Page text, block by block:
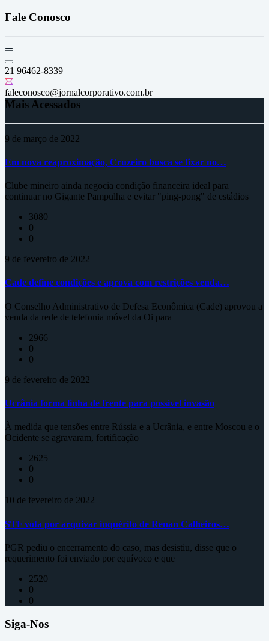
Fale Conosco
21 96462-8339
faleconosco@jornalcorporativo.com.br
Mais Acessados
9 de março de 2022
Em nova reaproximação, Cruzeiro busca se fixar no…
Clube mineiro ainda negocia condição financeira ideal para
continuar no Gigante Pampulha e evitar "ping-pong" de estádios
3080
0
0
9 de fevereiro de 2022
Cade define condições e aprova com restrições venda…
O Conselho Administrativo de Defesa Econômica (Cade) aprovou a
venda da rede de telefonia móvel da Oi para
2966
0
0
9 de fevereiro de 2022
Ucrânia forma linha de frente para possível invasão
À medida que tensões entre Rússia e a Ucrânia, e entre Moscou e o
Ocidente se agravaram, fortificação
2625
0
0
10 de fevereiro de 2022
STF vota por arquivar inquérito de Renan Calheiros…
PGR pediu o encerramento do caso, mas desistiu, disse que o
requerimento foi enviado por equívoco e que
2520
0
0
Siga-Nos